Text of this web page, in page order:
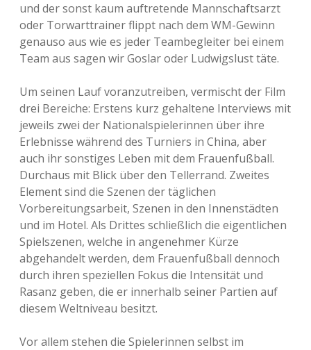
und der sonst kaum auftretende Mannschaftsarzt
oder Torwarttrainer flippt nach dem WM-Gewinn
genauso aus wie es jeder Teambegleiter bei einem
Team aus sagen wir Goslar oder Ludwigslust täte.
Um seinen Lauf voranzutreiben, vermischt der Film
drei Bereiche: Erstens kurz gehaltene Interviews mit
jeweils zwei der Nationalspielerinnen über ihre
Erlebnisse während des Turniers in China, aber
auch ihr sonstiges Leben mit dem Frauenfußball.
Durchaus mit Blick über den Tellerrand. Zweites
Element sind die Szenen der täglichen
Vorbereitungsarbeit, Szenen in den Innenstädten
und im Hotel. Als Drittes schließlich die eigentlichen
Spielszenen, welche in angenehmer Kürze
abgehandelt werden, dem Frauenfußball dennoch
durch ihren speziellen Fokus die Intensität und
Rasanz geben, die er innerhalb seiner Partien auf
diesem Weltniveau besitzt.
Vor allem stehen die Spielerinnen selbst im